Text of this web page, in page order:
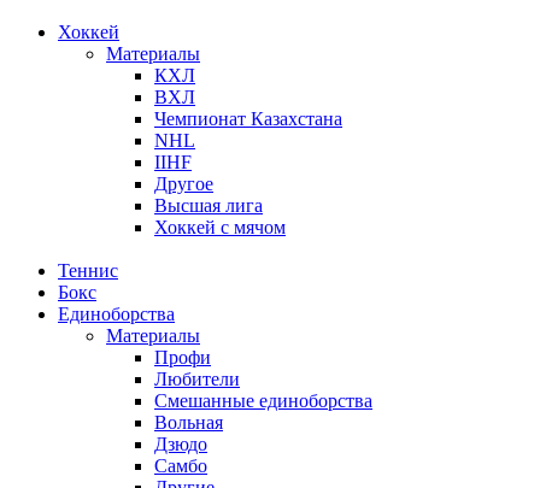
Хоккей
Материалы
КХЛ
ВХЛ
Чемпионат Казахстана
NHL
IIHF
Другое
Высшая лига
Хоккей с мячом
Теннис
Бокс
Единоборства
Материалы
Профи
Любители
Смешанные единоборства
Вольная
Дзюдо
Самбо